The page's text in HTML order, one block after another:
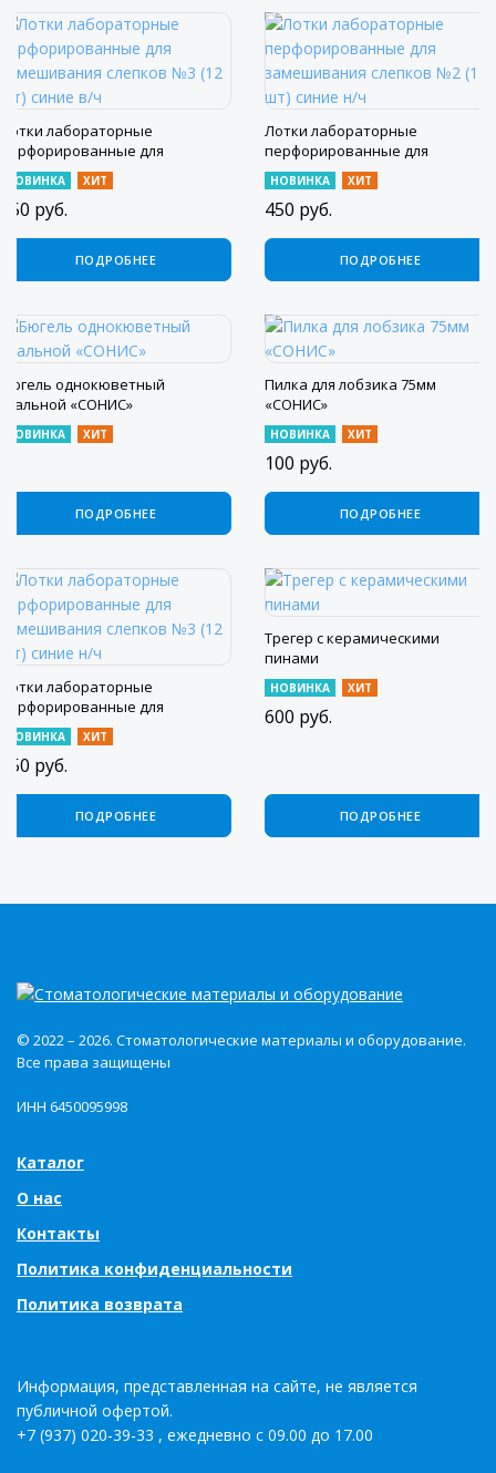
Лотки лабораторные
перфорированные для
замешивания слепков №3 (12
шт) синие в/ч
НОВИНКА ХИТ
450 руб.
ПОДРОБНЕЕ
Лотки лабораторные
перфорированные для
замешивания слепков №2 (12
шт) синие н/ч
НОВИНКА ХИТ
450 руб.
ПОДРОБНЕЕ
Бюгель однокюветный
стальной «СОНИС»
НОВИНКА ХИТ
ПОДРОБНЕЕ
Пилка для лобзика 75мм
«СОНИС»
НОВИНКА ХИТ
100 руб.
ПОДРОБНЕЕ
Лотки лабораторные
перфорированные для
замешивания слепков №3 (12
шт) синие н/ч
НОВИНКА ХИТ
450 руб.
ПОДРОБНЕЕ
Трегер с керамическими
пинами
НОВИНКА ХИТ
600 руб.
ПОДРОБНЕЕ
© 2022 – 2026. Стоматологические материалы и оборудование.
Все права защищены
ИНН 6450095998
Каталог
О нас
Контакты
Политика конфиденциальности
Политика возврата
Информация, представленная на сайте, не является
публичной офертой.
+7 (937) 020-39-33 , ежедневно с 09.00 до 17.00